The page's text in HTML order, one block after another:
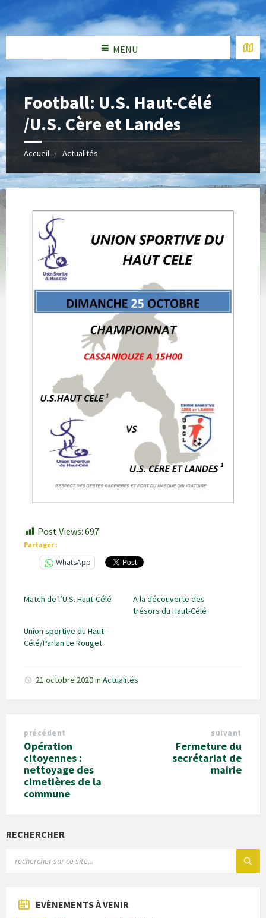
MENU
Football: U.S. Haut-Célé
/U.S. Cère et Landes
Accueil Actualités
Post Views: 697
Partager :
WhatsApp
Match de l’U.S. Haut-Célé
A la découverte des
trésors du Haut-Célé
Union sportive du Haut-
Célé/Parlan Le Rouget
21 octobre 2020in Actualités
précédent
Opération
citoyennes :
nettoyage des
cimetières de la
commune
suivant
Fermeture du
secrétariat de
mairie
RECHERCHER
EVÈNEMENTS À VENIR